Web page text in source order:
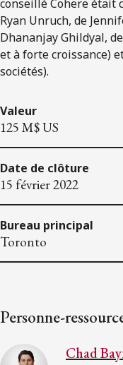
conseillé Cohere était
Ryan Unruch, de
Dhananjay Ghildyal,
et à forte croissance)
sociétés).
Valeur
125 M$ US
Date de clôture
15 février 2022
Bureau principal
Toronto
Personne-
Chad